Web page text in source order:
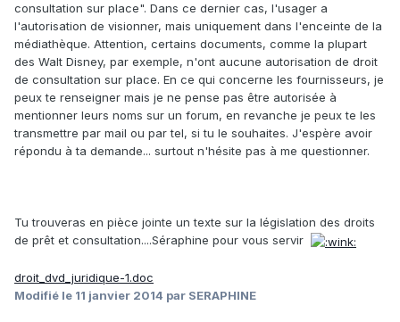
consultation sur place". Dans ce dernier cas, l'usager a
l'autorisation de visionner, mais uniquement dans l'enceinte de la
médiathèque. Attention, certains documents, comme la plupart
des Walt Disney, par exemple, n'ont aucune autorisation de droit
de consultation sur place. En ce qui concerne les fournisseurs, je
peux te renseigner mais je ne pense pas être autorisée à
mentionner leurs noms sur un forum, en revanche je peux te les
transmettre par mail ou par tel, si tu le souhaites. J'espère avoir
répondu à ta demande... surtout n'hésite pas à me questionner.
Tu trouveras en pièce jointe un texte sur la législation des droits
de prêt et consultation....Séraphine pour vous servir
droit_dvd_juridique-1.doc
Modifié le 11 janvier 2014 par SERAPHINE